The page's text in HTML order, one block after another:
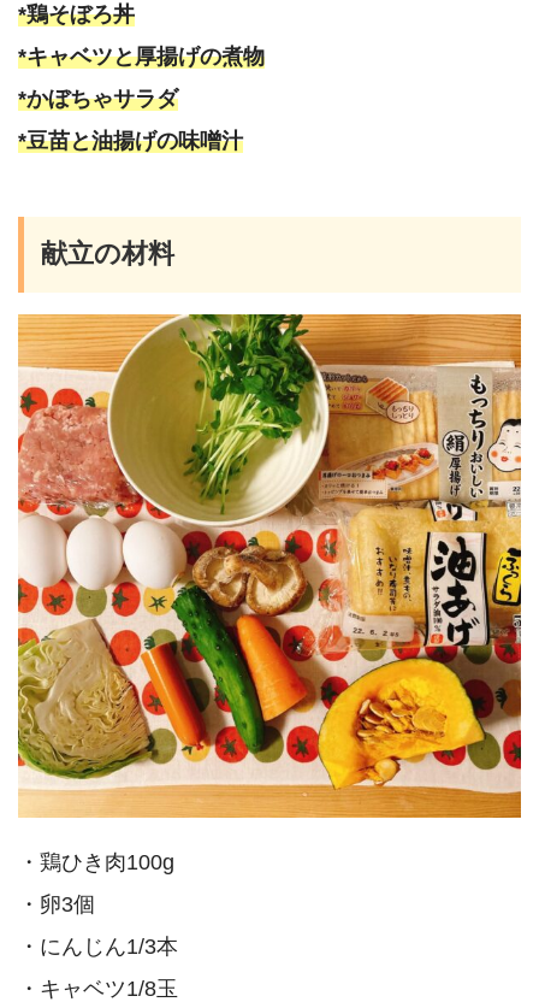
*鶏そぼろ丼
*キャベツと厚揚げの煮物
*かぼちゃサラダ
*豆苗と油揚げの味噌汁
献立の材料
・鶏ひき肉100g
・卵3個
・にんじん1/3本
・キャベツ1/8玉